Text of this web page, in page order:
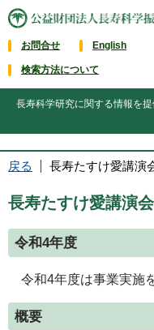
お問合せ English
検索方法について
長寿科学研究に関する情報を
戻る 長寿たすけ愛講演
長寿たすけ愛講演
令和4年度
令和4年度は事業実施
概要